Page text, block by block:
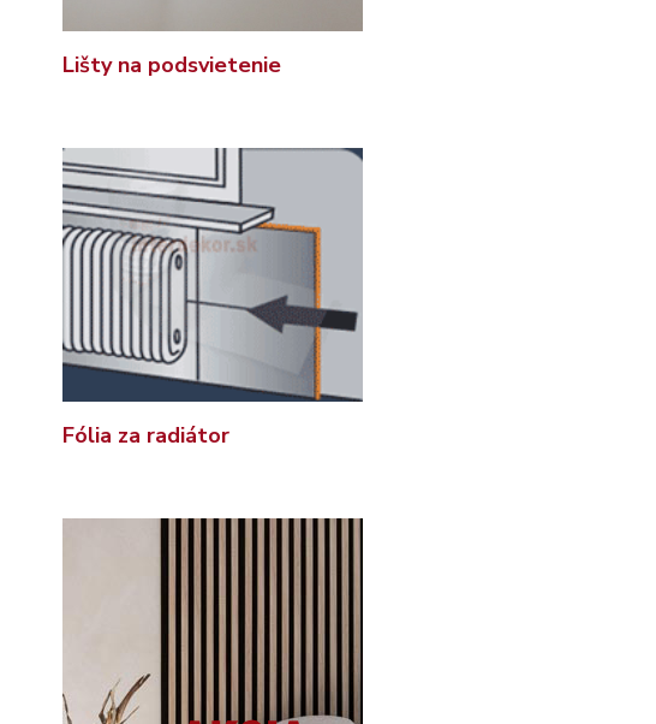
Lišty na podsvietenie
Fólia za radiátor